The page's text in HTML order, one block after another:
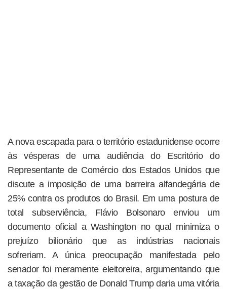
A nova escapada para o território estadunidense ocorre
às vésperas de uma audiência do Escritório do
Representante de Comércio dos Estados Unidos que
discute a imposição de uma barreira alfandegária de
25% contra os produtos do Brasil. Em uma postura de
total subserviência, Flávio Bolsonaro enviou um
documento oficial a Washington no qual minimiza o
prejuízo bilionário que as indústrias nacionais
sofreriam. A única preocupação manifestada pelo
senador foi meramente eleitoreira, argumentando que
a taxação da gestão de Donald Trump daria uma vitória